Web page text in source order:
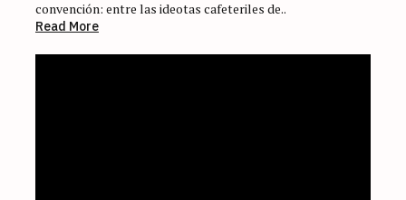
convención: entre las ideotas cafeteriles de..
Read More